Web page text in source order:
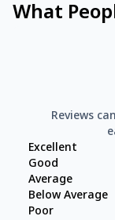
What
Reviews
Excellent
Good
Average
Below Average
Poor